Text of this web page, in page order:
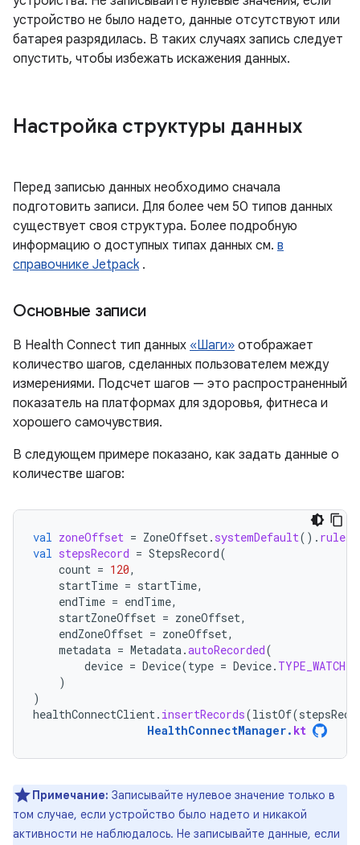
устройство не было надето, данные отсутствуют или
батарея разрядилась. В таких случаях запись следует
опустить, чтобы избежать искажения данных.
Настройка структуры данных
Перед записью данных необходимо сначала
подготовить записи. Для более чем 50 типов данных
существует своя структура. Более подробную
информацию о доступных типах данных см. в
справочнике Jetpack.
Основные записи
В Health Connect тип данных «Шаги» отображает
количество шагов, сделанных пользователем между
измерениями. Подсчет шагов — это распространенный
показатель на платформах для здоровья, фитнеса и
хорошего самочувствия.
В следующем примере показано, как задать данные о
количестве шагов:
val zoneOffset = ZoneOffset. systemDefault(). rules
val stepsRecord = StepsRecord(
count = 120,
startTime = startTime,
endTime = endTime,
startZoneOffset = zoneOffset,
endZoneOffset = zoneOffset,
metadata = Metadata.autoRecorded(
device = Device(type = Device. TYPE_WATCH
)
)
healthConnectClient. insertRecords(listOf(
HealthConnectManager. kt
Примечание: Записывайте нулевое значение только в
том случае, если устройство было надето и никакой
активности не наблюдалось. Не записывайте данные, если